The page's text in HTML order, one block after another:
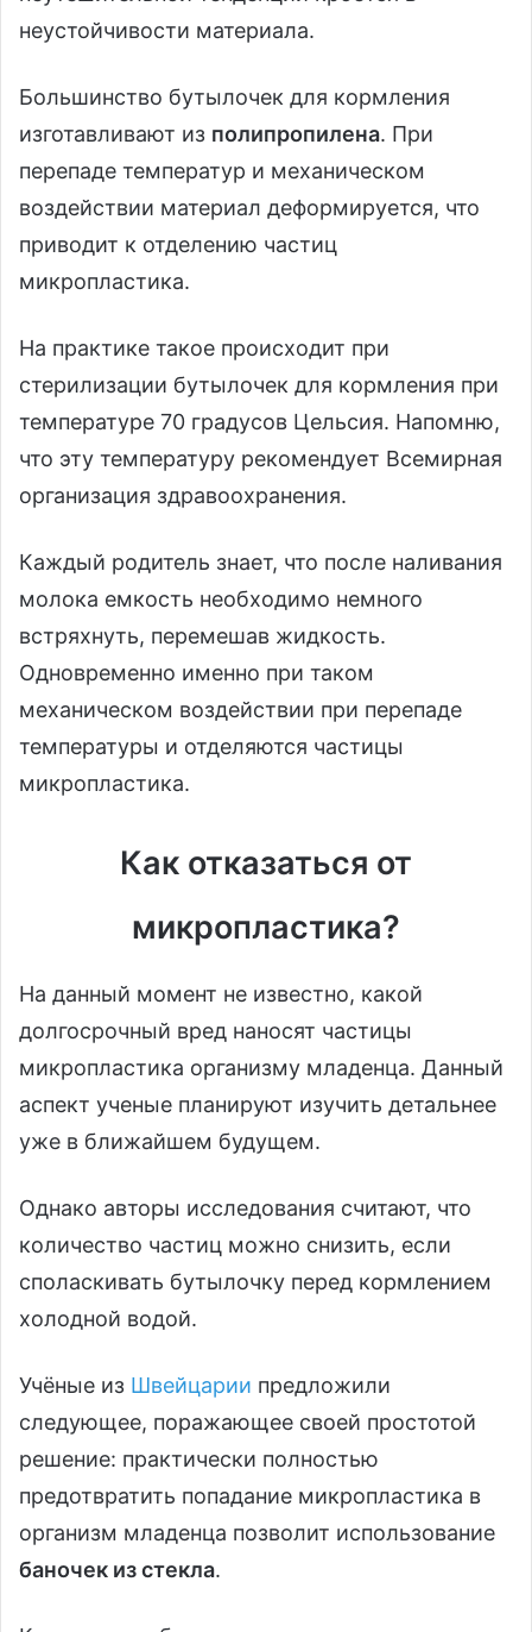
неустойчивости материала.
Большинство бутылочек для кормления
изготавливают из полипропилена. При
перепаде температур и механическом
воздействии материал деформируется, что
приводит к отделению частиц
микропластика.
На практике такое происходит при
стерилизации бутылочек для кормления при
температуре 70 градусов Цельсия. Напомню,
что эту температуру рекомендует Всемирная
организация здравоохранения.
Каждый родитель знает, что после наливания
молока емкость необходимо немного
встряхнуть, перемешав жидкость.
Одновременно именно при таком
механическом воздействии при перепаде
температуры и отделяются частицы
микропластика.
Как отказаться от
микропластика?
На данный момент не известно, какой
долгосрочный вред наносят частицы
микропластика организму младенца. Данный
аспект ученые планируют изучить детальнее
уже в ближайшем будущем.
Однако авторы исследования считают, что
количество частиц можно снизить, если
споласкивать бутылочку перед кормлением
холодной водой.
Учёные из Швейцарии предложили
следующее, поражающее своей простотой
решение: практически полностью
предотвратить попадание микропластика в
организм младенца позволит использование
баночек из стекла.